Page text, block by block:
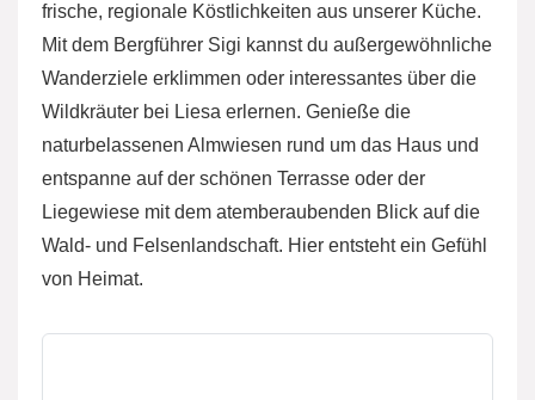
frische, regionale Köstlichkeiten aus unserer Küche.
Mit dem Bergführer Sigi kannst du außergewöhnliche
Wanderziele erklimmen oder interessantes über die
Wildkräuter bei Liesa erlernen. Genieße die
naturbelassenen Almwiesen rund um das Haus und
entspanne auf der schönen Terrasse oder der
Liegewiese mit dem atemberaubenden Blick auf die
Wald- und Felsenlandschaft. Hier entsteht ein Gefühl
von Heimat.